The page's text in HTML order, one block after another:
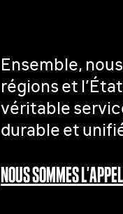
Ensemble,
régions et
véritable
durable et
NOUS SOMMES